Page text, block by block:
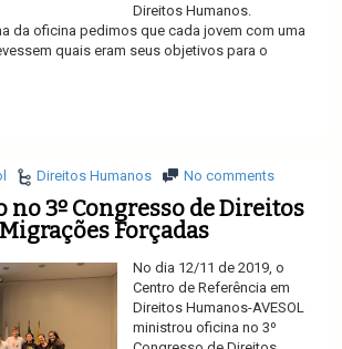
Direitos Humanos.
da oficina pedimos que cada jovem com uma
quais eram seus objetivos para o
Direitos Humanos No comments
no 3º Congresso de Direitos
Forçadas
No dia 12/11 de 2019, o
Centro de Referência em
Direitos Humanos-AVESOL
ministrou oficina no 3º